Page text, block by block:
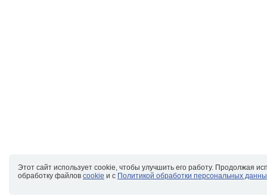
Этот сайт использует cookie, чтобы улучшить его работу. Продолжая
обработку файлов cookie и с Политикой обработки персональных